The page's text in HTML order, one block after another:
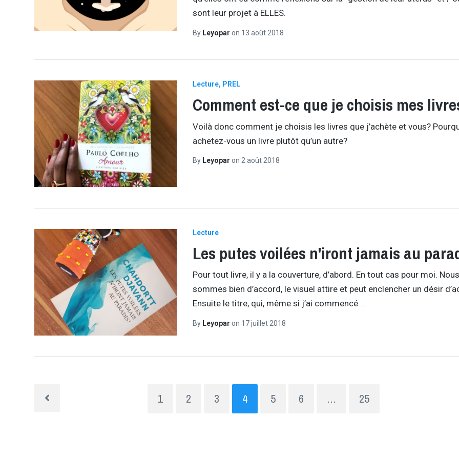
sont leur projet à ELLES.
By Leyopar on 13 août 2018
Lecture PREL
Comment est-ce que je choisis mes
Voilà donc comment je choisis les livres que j’achète et vous?
achetez-vous un livre plutôt qu’un autre?
By Leyopar on 2 août 2018
Lecture
Les putes voilées n'iront jamais au
Pour tout livre, il y a la couverture, d’abord. En tout cas pour moi. Nous
sommes bien d’accord, le visuel attire et peut enclencher un désir
Ensuite le titre, qui, même si j’ai commencé …
By Leyopar on 17 juillet 2018
1 2 3 4 5 6 … 25